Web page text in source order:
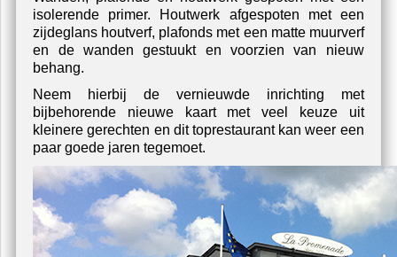
paar dagen dicht. Reden? een totale metamorfose
verzorgd door VanAmsterdam. Binnen 5 dagen
hebben we het gehele restaurant onder handen
genomen.
Alle plafonds en wanden eerst gereinigd van de
nicotine aanslag vanuit de tijd dat dit nog erop kon
komen.
Wanden, plafonds en houtwerk gespoten met een
isolerende primer. Houtwerk afgespoten met een
zijdeglans houtverf, plafonds met een matte muurverf
en de wanden gestuukt en voorzien van nieuw
behang.
Neem hierbij de vernieuwde inrichting met